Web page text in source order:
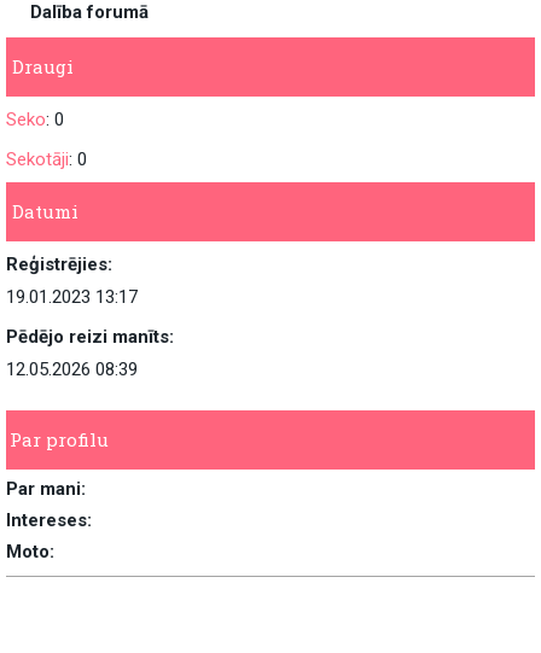
Dalība forumā
Draugi
Seko: 0
Sekotāji: 0
Datumi
Reģistrējies:
19.01.2023 13:17
Pēdējo reizi manīts:
12.05.2026 08:39
Par profilu
Par mani:
Intereses:
Moto: